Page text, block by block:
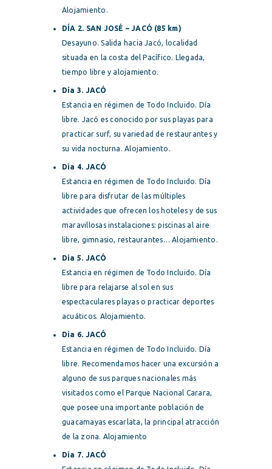
Alojamiento.
DÍA 2. SAN JOSÉ – JACÓ (85 km)
Desayuno. Salida hacia Jacó, localidad
situada en la costa del Pacífico. Llegada,
tiempo libre y alojamiento.
Día 3. JACÓ
Estancia en régimen de Todo Incluido. Día
libre. Jacó es conocido por sus playas para
practicar surf, su variedad de restaurantes y
su vida nocturna. Alojamiento.
Día 4. JACÓ
Estancia en régimen de Todo Incluido. Día
libre para disfrutar de las múltiples
actividades que ofrecen los hoteles y de sus
maravillosas instalaciones: piscinas al aire
libre, gimnasio, restaurantes… Alojamiento.
Día 5. JACÓ
Estancia en régimen de Todo Incluido. Día
libre para relajarse al sol en sus
espectaculares playas o practicar deportes
acuáticos. Alojamiento.
Día 6. JACÓ
Estancia en régimen de Todo Incluido. Día
libre. Recomendamos hacer una excursión a
alguno de sus parques nacionales más
visitados como el Parque Nacional Carara,
que posee una importante población de
guacamayas escarlata, la principal atracción
de la zona. Alojamiento
Día 7. JACÓ